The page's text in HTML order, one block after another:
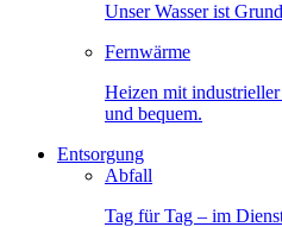
Unser Wasser ist
Fernwärme
Heizen mit
und bequem.
Entsorgung
Abfall
Tag für Tag – im